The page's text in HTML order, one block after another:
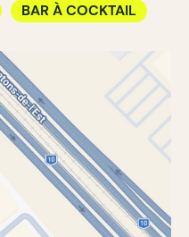
BAR À COCKTAIL